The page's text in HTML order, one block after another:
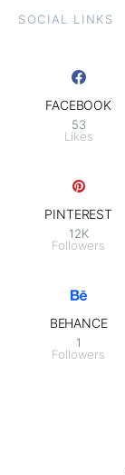
SOCIAL LINKS
FACEBOOK
53
Likes
PINTEREST
12K
Followers
BEHANCE
1
Followers